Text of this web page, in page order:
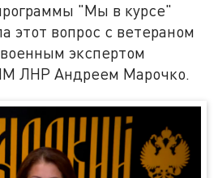
"Мы в курсе"
этот вопрос с ветераном
экспертом
ЛНР Андреем Марочко.